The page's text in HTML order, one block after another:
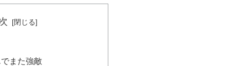
また強敵